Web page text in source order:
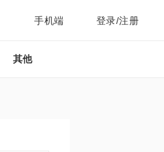
手机端 登录/注册
其他